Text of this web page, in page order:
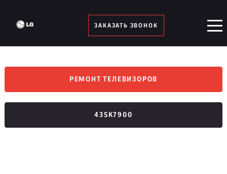
ЗАКАЗАТЬ ЗВОНОК
РЕМОНТ ТЕЛЕВИЗОРОВ
43SK7900